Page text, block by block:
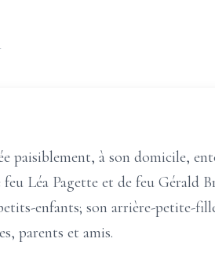
paisiblement, à son domicile,
Léa Pagette et de feu Gérald
enfants; son arrière-petite-
parents et amis.